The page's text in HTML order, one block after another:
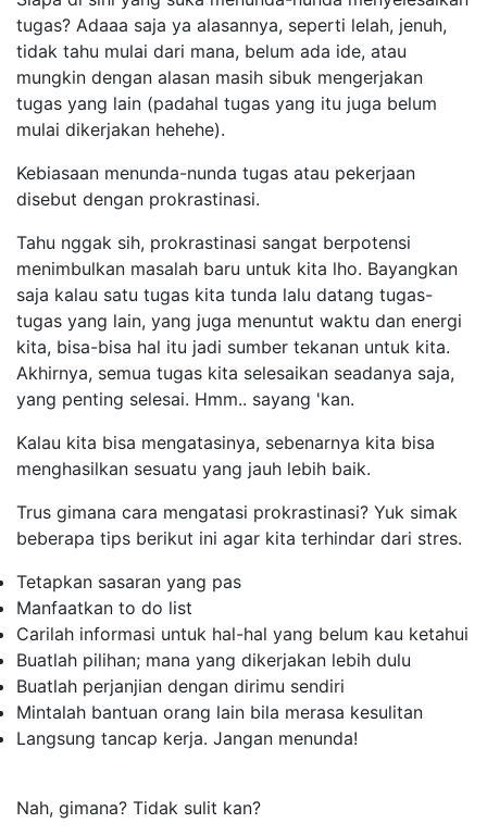
tugas? Adaaa saja ya alasannya, seperti lelah, jenuh,
tidak tahu mulai dari mana, belum ada ide, atau
mungkin dengan alasan masih sibuk mengerjakan
tugas yang lain (padahal tugas yang itu juga belum
mulai dikerjakan hehehe).
Kebiasaan menunda-nunda tugas atau pekerjaan
disebut dengan prokrastinasi.
Tahu nggak sih, prokrastinasi sangat berpotensi
menimbulkan masalah baru untuk kita lho. Bayangkan
saja kalau satu tugas kita tunda lalu datang tugas-
tugas yang lain, yang juga menuntut waktu dan energi
kita, bisa-bisa hal itu jadi sumber tekanan untuk kita.
Akhirnya, semua tugas kita selesaikan seadanya saja,
yang penting selesai. Hmm.. sayang 'kan.
Kalau kita bisa mengatasinya, sebenarnya kita bisa
menghasilkan sesuatu yang jauh lebih baik.
Trus gimana cara mengatasi prokrastinasi? Yuk simak
beberapa tips berikut ini agar kita terhindar dari stres.
Tetapkan sasaran yang pas
Manfaatkan to do list
Carilah informasi untuk hal-hal yang belum kau ketahui
Buatlah pilihan; mana yang dikerjakan lebih dulu
Buatlah perjanjian dengan dirimu sendiri
Mintalah bantuan orang lain bila merasa kesulitan
Langsung tancap kerja. Jangan menunda!
Nah, gimana? Tidak sulit kan?